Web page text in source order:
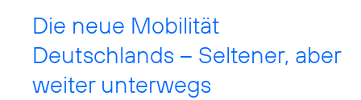
Die neue Mobilität
Deutschlands – Seltener, aber
weiter unterwegs